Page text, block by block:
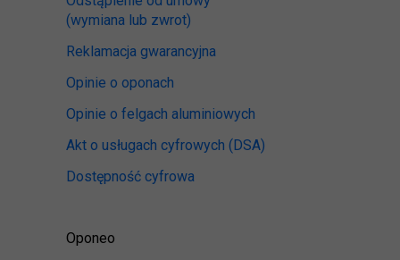
(wymiana lub zwrot)
Reklamacja gwarancyjna
Opinie o oponach
Opinie o felgach aluminiowych
Akt o usługach cyfrowych (DSA)
Dostępność cyfrowa
Oponeo